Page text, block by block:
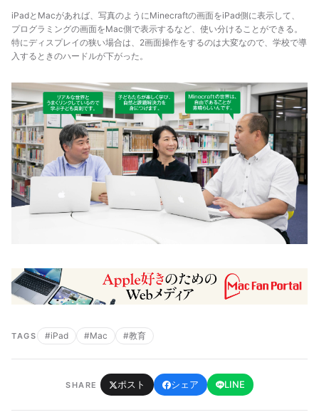
iPadとMacがあれば、写真のようにMinecraftの画面をiPad側に表示して、
プログラミングの画面をMac側で表示するなど、使い分けることができる。
特にディスプレイの狭い場合は、2画面操作をするのは大変なので、学校で導
入するときのハードルが下がった。
TAGS #iPad #Mac #教育
SHARE ポスト シェア LINE